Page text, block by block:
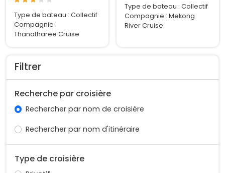
Filtrer
Recherche par croisière
Rechercher par nom de croisière
Rechercher par nom d'itinéraire
Type de croisière
Type de bateau : Collectif
Compagnie :
Thanatharee Cruise
Type de bateau : Collectif
Compagnie : Mekong
River Cruise